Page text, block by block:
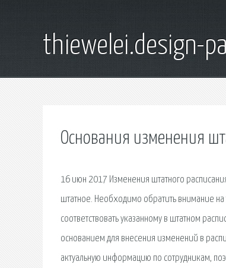
thiewelei.design-
Основания изменения
16 июн 2017 Изменения штатного
штатное. Необходимо обратить внимание
соответствовать указанному в штатном
основанием для внесения изменений в
актуальную информацию по сотрудникам,